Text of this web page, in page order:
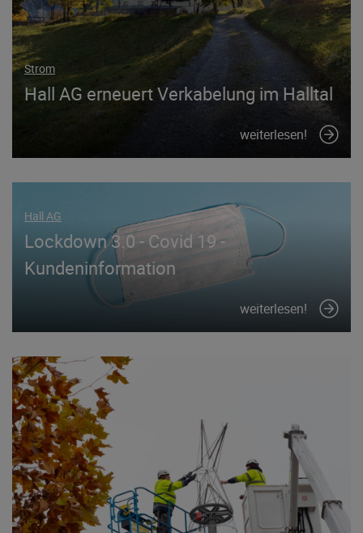
Strom
Hall AG erneuert Verkabelung im Halltal
weiterlesen!
Hall AG
Lockdown 3.0 - Covid 19 -
Kundeninformation
weiterlesen!